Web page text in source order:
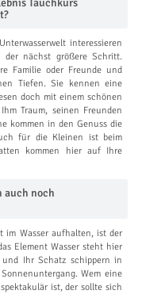
Tauchkurs
interessieren
der nächst größere Schritt.
Familie oder Freunde und
Tiefen. Sie kennen eine
doch mit einem schönen
Traum, seinen Freunden
kommen in den Genuss die
für die Kleinen ist beim
kommen hier auf Ihre
auch noch
im Wasser aufhalten, ist der
Element Wasser steht hier
Ihr Schatz schippern in
Wem eine
ist, der sollte sich